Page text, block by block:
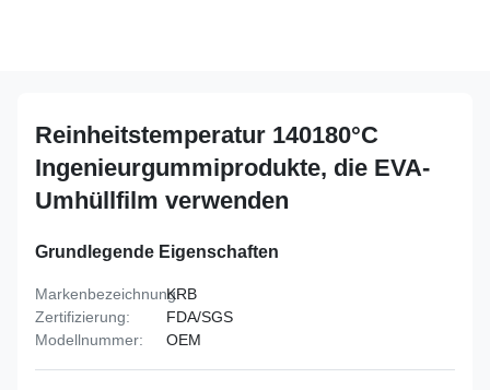
Reinheitstemperatur 140180°C
Ingenieurgummiprodukte, die EVA-
Umhüllfilm verwenden
Grundlegende Eigenschaften
Markenbezeichnung:KRB
Zertifizierung:
FDA/SGS
Modellnummer:
OEM